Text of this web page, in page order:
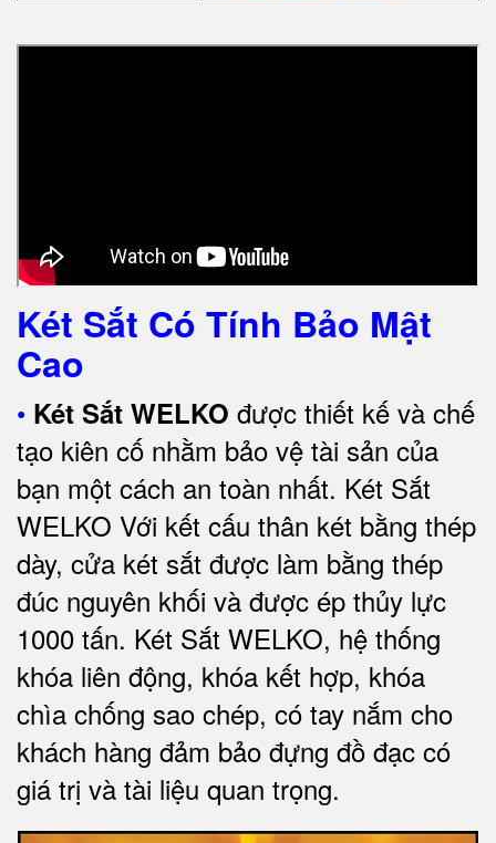
Két Sắt Có Tính Bảo Mật
Cao
• Két Sắt WELKO được thiết kế và chế
tạo kiên cố nhằm bảo vệ tài sản của
bạn một cách an toàn nhất. Két Sắt
WELKO Với kết cấu thân két bằng thép
dày, cửa két sắt được làm bằng thép
đúc nguyên khối và được ép thủy lực
1000 tấn. Két Sắt WELKO, hệ thống
khóa liên động, khóa kết hợp, khóa
chìa chống sao chép, có tay nắm cho
khách hàng đảm bảo đựng đồ đạc có
giá trị và tài liệu quan trọng.